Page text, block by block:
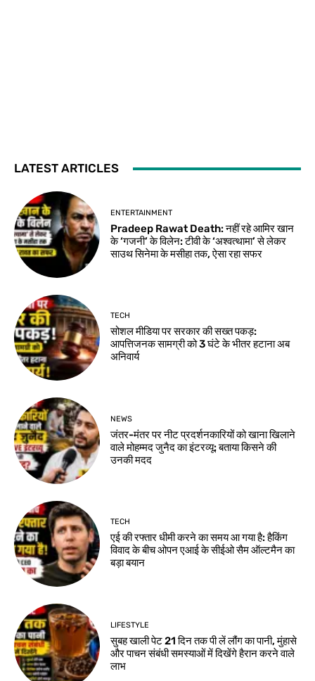
LATEST ARTICLES
ENTERTAINMENT
Pradeep Rawat Death: नहीं रहे आमिर खान
के ‘गजनी’ के विलेन: टीवी के ‘अश्वत्थामा’ से लेकर
साउथ सिनेमा के मसीहा तक, ऐसा रहा सफर
TECH
सोशल मीडिया पर सरकार की सख्त पकड़:
आपत्तिजनक सामग्री को 3 घंटे के भीतर हटाना अब
अनिवार्य
NEWS
जंतर-मंतर पर नीट प्रदर्शनकारियों को खाना खिलाने
वाले मोहम्मद जुनैद का इंटरव्यू: बताया किसने की
उनकी मदद
TECH
एई की रफ्तार धीमी करने का समय आ गया है: हैकिंग
विवाद के बीच ओपन एआई के सीईओ सैम ऑल्टमैन का
बड़ा बयान
LIFESTYLE
सुबह खाली पेट 21 दिन तक पी लें लौंग का पानी, मुंहासे
और पाचन संबंधी समस्याओं में दिखेंगे हैरान करने वाले
लाभ